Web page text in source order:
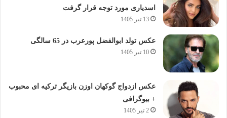
اسدیاری مورد توجه قرار گرفت
13 تیر 1405
عکس تولد ابوالفضل پورعرب در 65 سالگی
10 تیر 1405
عکس ازدواج گوکهان اوزن بازیگر ترکیه ای محبوب
+ بیوگرافی
2 تیر 1405